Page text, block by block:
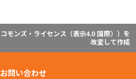
モンズ・ライセンス（表示4.0 国際） ）を
改変して作成
お問い合わせ